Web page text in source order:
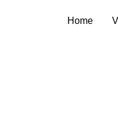
Home